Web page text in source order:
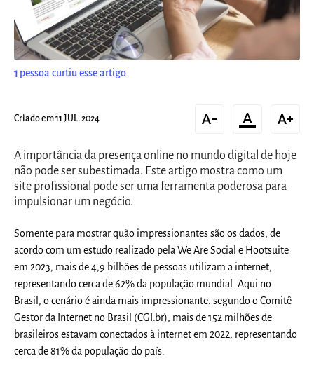
1 pessoa curtiu esse artigo
Criado em 11 JUL. 2024 text_decrease format_color_text text_increase
A importância da presença online no mundo digital de hoje
não pode ser subestimada. Este artigo mostra como um
site profissional pode ser uma ferramenta poderosa para
impulsionar um negócio.
Somente para mostrar quão impressionantes são os dados, de
acordo com um estudo realizado pela We Are Social e Hootsuite
em 2023, mais de 4,9 bilhões de pessoas utilizam a internet,
representando cerca de 62% da população mundial. Aqui no
Brasil, o cenário é ainda mais impressionante: segundo o Comitê
Gestor da Internet no Brasil (CGI.br), mais de 152 milhões de
brasileiros estavam conectados à internet em 2022, representando
cerca de 81% da população do país.